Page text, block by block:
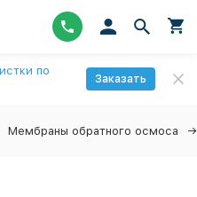
по
Заказать
Мембраны обратного осмоса